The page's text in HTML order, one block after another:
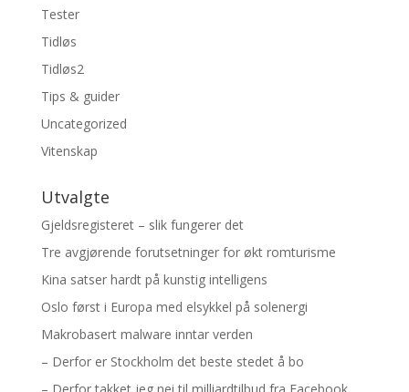
Tester
Tidløs
Tidløs2
Tips & guider
Uncategorized
Vitenskap
Utvalgte
Gjeldsregisteret – slik fungerer det
Tre avgjørende forutsetninger for økt romturisme
Kina satser hardt på kunstig intelligens
Oslo først i Europa med elsykkel på solenergi
Makrobasert malware inntar verden
– Derfor er Stockholm det beste stedet å bo
– Derfor takket jeg nei til milliardtilbud fra Facebook